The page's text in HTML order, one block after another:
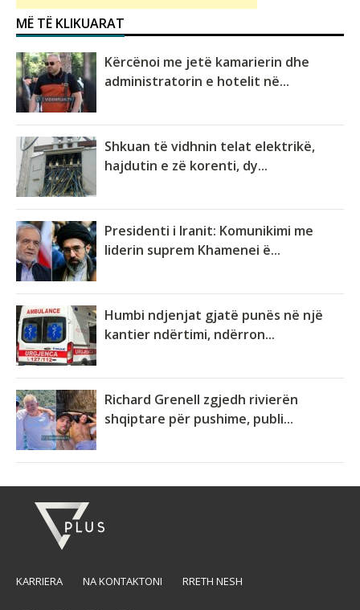
MË TË KLIKUARAT
Kërcënoi me jetë kamarierin dhe
administratorin e hotelit në...
Shkuan të vidhnin telat elektrikë,
hajdutin e zë korenti, dy...
Presidenti i Iranit: Komunikimi me
liderin suprem Khamenei ë...
Humbi ndjenjat gjatë punës në një
kantier ndërtimi, ndërron...
Richard Grenell zgjedh rivierën
shqiptare për pushime, publi...
KARRIERA NA KONTAKTONI RRETH NESH